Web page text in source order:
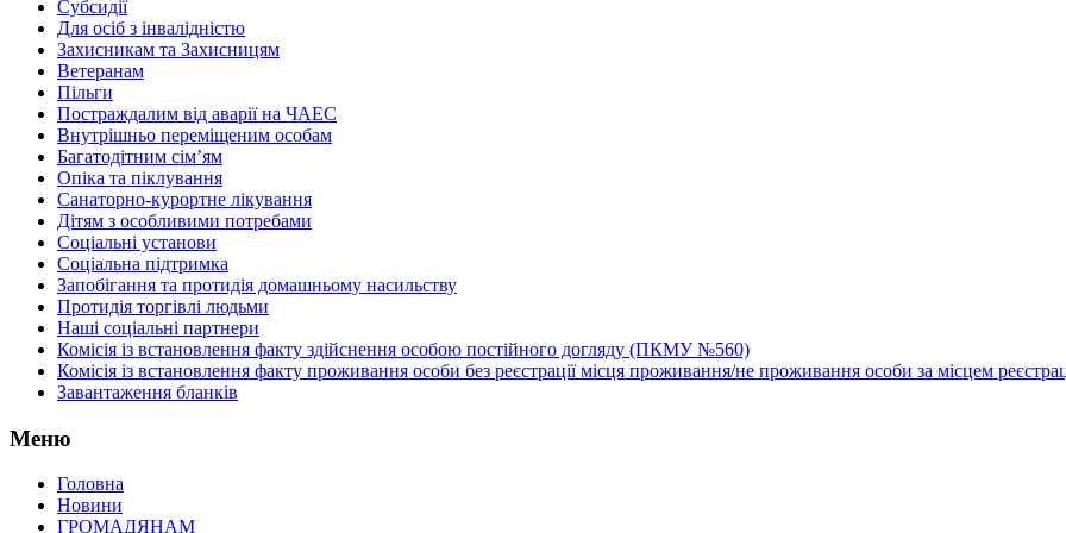
Субсидії
Для осіб з інвалідністю
Захисникам та Захисницям
Ветеранам
Пільги
Постраждалим від аварії на ЧАЕС
Внутрішньо переміщеним особам
Багатодітним сім’ям
Опіка та піклування
Санаторно-курортне лікування
Дітям з особливими потребами
Соціальні установи
Соціальна підтримка
Запобігання та протидія домашньому насильству
Протидія торгівлі людьми
Наші соціальні партнери
Комісія із встановлення факту здійснення особою постійного догляду (ПКМУ №560)
Комісія із встановлення факту проживання особи без реєстрації місця проживання/не проживання особи за місцем
Завантаження бланків
Меню
Головна
Новини
ГРОМАДЯНАМ